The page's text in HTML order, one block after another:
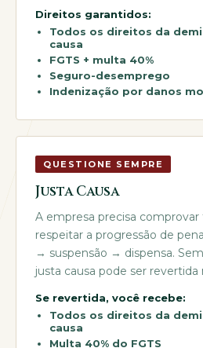
Direitos garantidos:
Todos os direitos da
causa
FGTS + multa 40%
Seguro-desemprego
Indenização por danos
QUESTIONE SEMPRE
Justa Causa
A empresa precisa comprovar
respeitar a progressão de
→ suspensão → dispensa.
justa causa pode ser revertida
Se revertida, você recebe:
Todos os direitos da
causa
Multa 40% do FGTS